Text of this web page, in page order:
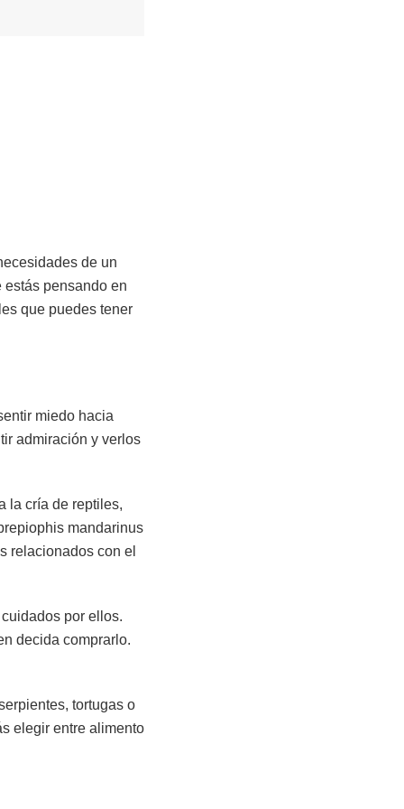
de un
estás pensando en
que puedes tener
miedo hacia
admiración y verlos
la cría de reptiles,
mandarinus
relacionados con el
por ellos.
decida comprarlo.
tortugas o
elegir entre alimento